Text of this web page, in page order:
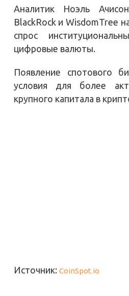
Аналитик Ноэль
BlackRock и WisdomTree
спрос
цифровые валюты.
Появление спотового
условия для более
крупного капитала в
Источник: CoinSpot.io